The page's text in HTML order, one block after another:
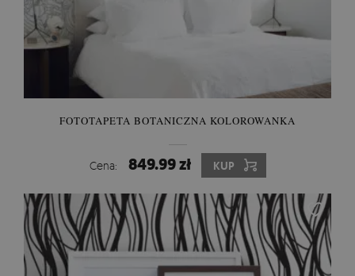
FOTOTAPETA BOTANICZNA KOLOROWANKA
Cena: 849.99 zł KUP